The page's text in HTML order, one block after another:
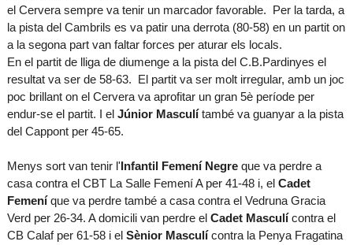
el Cervera sempre va tenir un marcador favorable. Per la tarda, a
la pista del Cambrils es va patir una derrota (80-58) en un partit on
a la segona part van faltar forces per aturar els locals.
En el partit de lliga de diumenge a la pista del C.B.Pardinyes el
resultat va ser de 58-63. El partit va ser molt irregular, amb un joc
poc brillant on el Cervera va aprofitar un gran 5è període per
endur-se el partit. I el Júnior Masculítambé va guanyar a la pista
del Cappont per 45-65.
Menys sort van tenir l'Infantil Femení Negreque va perdre a
casa contra el CBT La Salle Femení A per 41-48 i, el Cadet
Femeníque va perdre també a casa contra el Vedruna Gracia
Verd per 26-34. A domicili van perdre el Cadet Masculícontra el
CB Calaf per 61-58 i el Sènior Masculícontra la Penya Fragatina